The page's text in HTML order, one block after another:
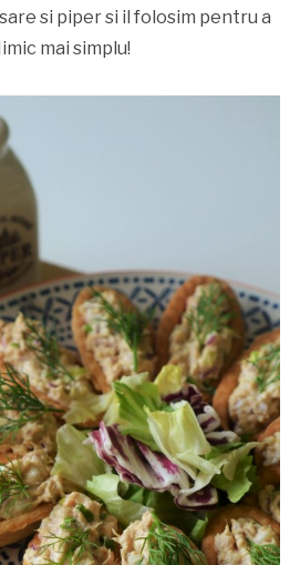
si piper si il folosim pentru a
mai simplu!